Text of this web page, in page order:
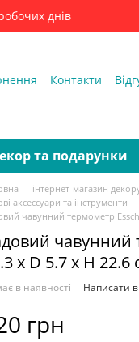
днів
Контакти
та подарунки
— інтернет-магазин
аксессуари та інструменти
чавунний термометр
чавунний
x D 5.7 x H
в наявності Написати
грн